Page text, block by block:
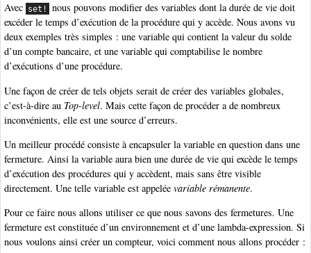
Avec set!
nous pouvons modifier des variables dont la durée de vie doit
excéder le temps d’exécution de la procédure qui y accède. Nous avons vu
deux exemples très simples : une variable qui contient la valeur du solde
d’un compte bancaire, et une variable qui comptabilise le nombre
d’exécutions d’une procédure.
Une façon de créer de tels objets serait de créer des variables globales,
c’est-à-dire au Top-level. Mais cette façon de procéder a de nombreux
inconvénients, elle est une source d’erreurs.
Un meilleur procédé consiste à encapsuler la variable en question dans une
fermeture. Ainsi la variable aura bien une durée de vie qui excède le temps
d’exécution des procédures qui y accèdent, mais sans être visible
directement. Une telle variable est appelée variable rémanente.
Pour ce faire nous allons utiliser ce que nous savons des fermetures. Une
fermeture est constituée d’un environnement et d’une lambda-expression. Si
nous voulons ainsi créer un compteur, voici comment nous allons procéder :